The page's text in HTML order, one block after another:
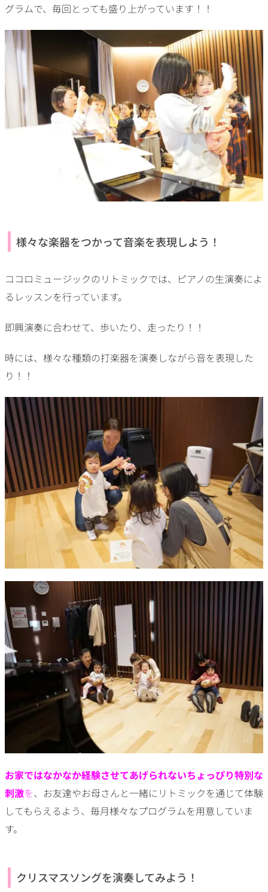
グラムで、毎回とっても盛り上がっています！！
様々な楽器をつかって音楽を表現しよう！
ココロミュージックのリトミックでは、ピアノの生演奏によ
るレッスンを行っています。
即興演奏に合わせて、歩いたり、走ったり！！
時には、様々な種類の打楽器を演奏しながら音を表現した
り！！
お家ではなかなか経験させてあげられないちょっぴり特別な
刺激を、お友達やお母さんと一緒にリトミックを通じて体験
してもらえるよう、毎月様々なプログラムを用意していま
す。
クリスマスソングを演奏してみよう！